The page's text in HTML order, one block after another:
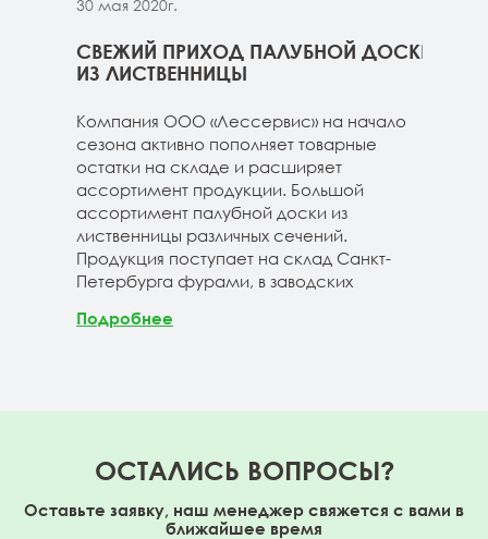
30 мая 2020г.
СВЕЖИЙ ПРИХОД ПАЛУБНОЙ ДОСКИ
ИЗ ЛИСТВЕННИЦЫ
Компания ООО «Лессервис» на начало
сезона активно пополняет товарные
остатки на складе и расширяет
ассортимент продукции. Большой
ассортимент палубной доски из
лиственницы различных сечений.
Продукция поступает на склад Санкт-
Петербурга фурами, в заводских
Подробнее
ОСТАЛИСЬ ВОПРОСЫ?
Оставьте заявку, наш менеджер свяжется с вами в
ближайшее время